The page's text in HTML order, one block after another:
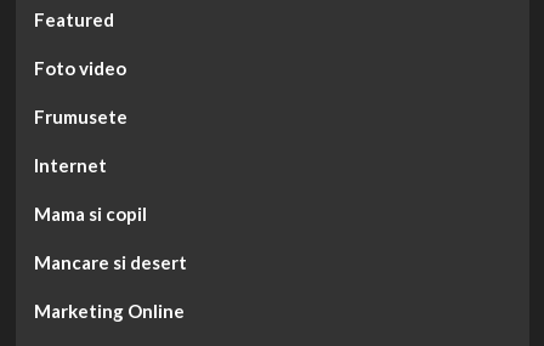
Featured
Foto video
Frumusete
Internet
Mama si copil
Mancare si desert
Marketing Online